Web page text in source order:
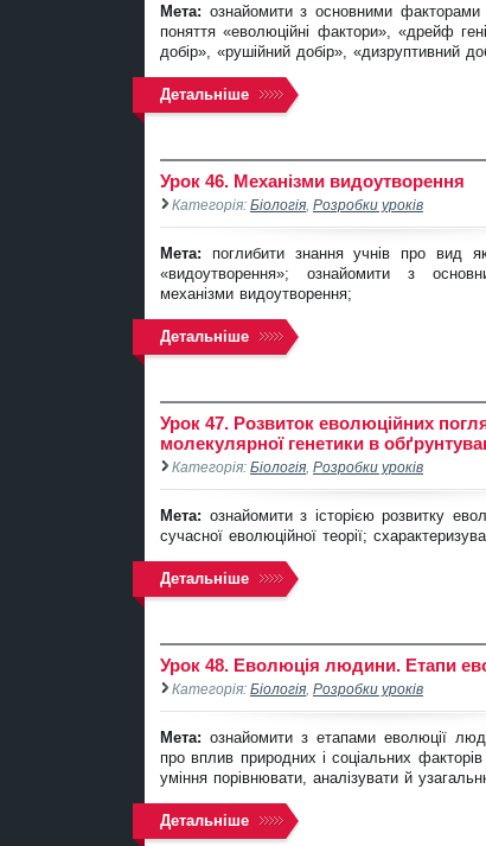
Мета: ознайомити з основними
поняття «еволюційні фактори», «дрейф
добір», «рушійний добір», «дизруптивний
Детальніше
Урок 46. Механізми видоутворення
Категорія: Біологія Розробки уроків
Мета: поглибити знання учнів про вид
«видоутворення»; ознайомити з
механізми видоутворення;
Детальніше
Урок 47. Розвиток еволюційних
молекулярної генетики в
Категорія: Біологія Розробки уроків
Мета: ознайомити з історією розвитку
сучасної еволюційної теорії;
Детальніше
Урок 48. Еволюція людини. Етапи
Категорія: Біологія Розробки уроків
Мета: ознайомити з етапами еволюції
про вплив природних і соціальних
уміння порівнювати, аналізувати й
Детальніше